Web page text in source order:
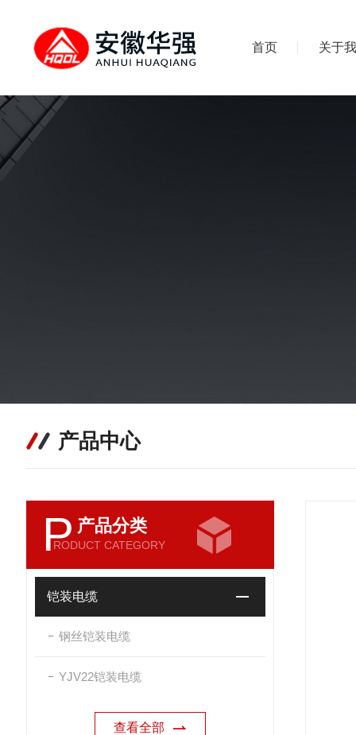
首页 关于
产品中心
P 产品分类
RODUCT CATEGORY
铠装电缆
钢丝铠装电缆
YJV22铠装电缆
查看全部